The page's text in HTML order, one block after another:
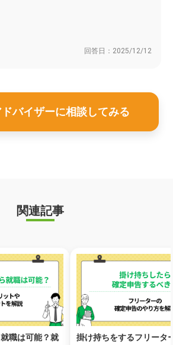
回答日： 2025/12/12
ドバイザーに相談してみる
関連記事
職は可能？就
掛け持ちをするフリータ